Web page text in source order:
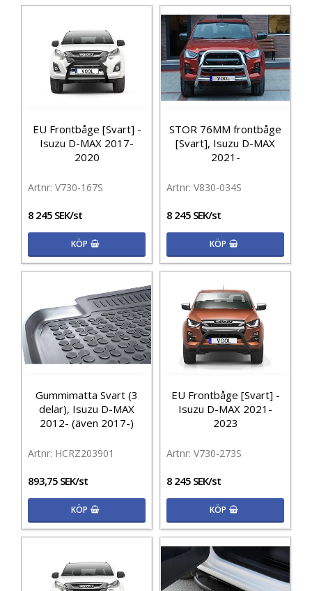
EU Frontbåge [Svart] -
Isuzu D-MAX 2017-
2020
V730-167S
8 245 SEK/st
KÖP
STOR 76MM frontbåge
[Svart], Isuzu D-MAX
2021-
V830-034S
8 245 SEK/st
KÖP
Gummimatta Svart (3
delar), Isuzu D-MAX
2012- (även 2017-)
HCRZ203901
893,75 SEK/st
KÖP
EU Frontbåge [Svart] -
Isuzu D-MAX 2021-
2023
V730-273S
8 245 SEK/st
KÖP